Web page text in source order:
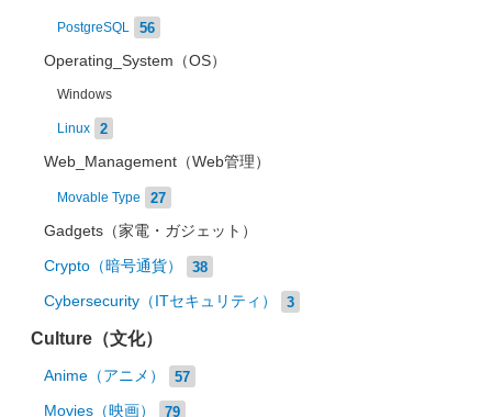
PostgreSQL 56
Operating_System（OS）
Windows
Linux 2
Web_Management（Web管理）
Movable Type 27
Gadgets（家電・ガジェット）
Crypto（暗号通貨） 38
Cybersecurity（ITセキュリティ） 3
Culture（文化）
Anime（アニメ） 57
Movies（映画） 79